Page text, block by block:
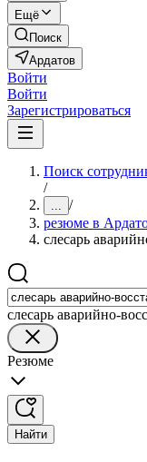
Ещё
Поиск
Ардатов
Войти
Войти
Зарегистрироваться
Поиск
/
... /
резюме в
слесарь
слесарь аварийно-
Резюме
Найти